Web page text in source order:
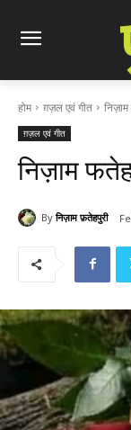
होम ग़ज़ल एवं गीत
ग़ज़ल एवं गीत
निज़ाम
By निज़ाम फ़तेहपुरी